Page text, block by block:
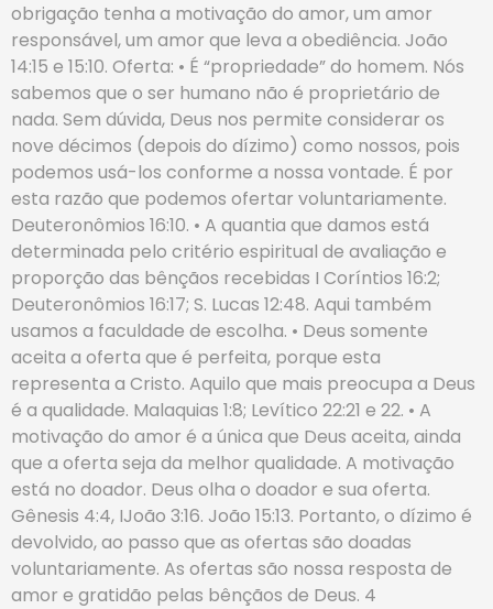
obrigação tenha a motivação do amor, um amor
responsável, um amor que leva a obediência. João
14:15 e 15:10. Oferta: • É “propriedade” do homem. Nós
sabemos que o ser humano não é proprietário de
nada. Sem dúvida, Deus nos permite considerar os
nove décimos (depois do dízimo) como nossos, pois
podemos usá-los conforme a nossa vontade. É por
esta razão que podemos ofertar voluntariamente.
Deuteronômios 16:10. • A quantia que damos está
determinada pelo critério espiritual de avaliação e
proporção das bênçãos recebidas I Coríntios 16:2;
Deuteronômios 16:17; S. Lucas 12:48. Aqui também
usamos a faculdade de escolha. • Deus somente
aceita a oferta que é perfeita, porque esta
representa a Cristo. Aquilo que mais preocupa a Deus
é a qualidade. Malaquias 1:8; Levítico 22:21 e 22. • A
motivação do amor é a única que Deus aceita, ainda
que a oferta seja da melhor qualidade. A motivação
está no doador. Deus olha o doador e sua oferta.
Gênesis 4:4, IJoão 3:16. João 15:13. Portanto, o dízimo é
devolvido, ao passo que as ofertas são doadas
voluntariamente. As ofertas são nossa resposta de
amor e gratidão pelas bênçãos de Deus. 4